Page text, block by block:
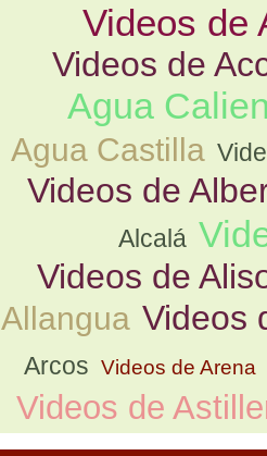
Videos de
Videos de
Agua
Agua Castilla
Videos de
Alcalá
Videos de
Allangua Videos
Arcos Videos de Arena
Videos de